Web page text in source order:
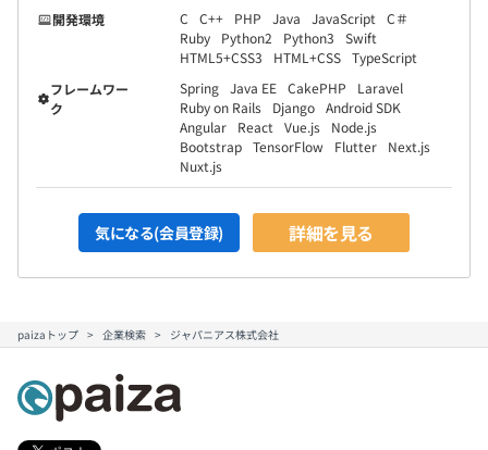
開発環境
C C++ PHP Java JavaScript
C＃
Ruby
Python2 Python3
Swift
HTML5+CSS3
HTML+CSS TypeScript
フレームワー
ク
Spring Java EE CakePHP
Laravel
Ruby on Rails
Django Android SDK
Angular
React Vue.js
Node.js
Bootstrap TensorFlow Flutter
Next.js
Nuxt.js
気になる(会員登録) 詳細を見る
paizaトップ 企業検索 ジャパニアス株式会社